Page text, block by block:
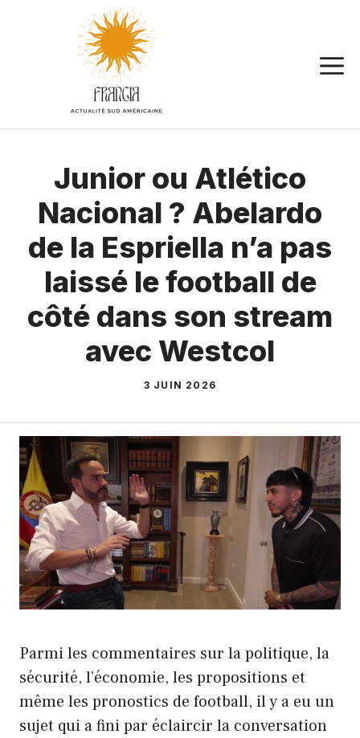
Junior ou Atlético
Nacional ? Abelardo
de la Espriella n’a pas
laissé le football de
côté dans son stream
avec Westcol
3 JUIN 2026
Parmi les commentaires sur la politique, la
sécurité, l’économie, les propositions et
même les pronostics de football, il y a eu un
sujet qui a fini par éclaircir la conversation